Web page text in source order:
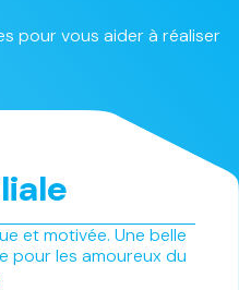
pour vous aider à réaliser
et motivée. Une belle
pour les amoureux du